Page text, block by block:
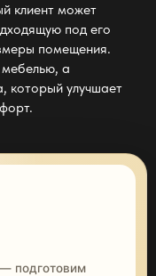
клиент может
под его
помещения.
а
который улучшает
— подготовим